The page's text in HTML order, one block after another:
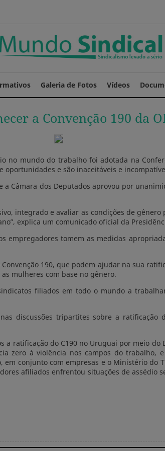
Galeria de Fotos Vídeos
a Convenção 190 da
no mundo do trabalho foi adotada na
oportunidades e são inaceitáveis e
Câmara dos Deputados aprovou por
integrado e avaliar as condições de
explica um comunicado oficial da
empregadores tomem as medidas
190, que podem ajudar na sua
mulheres com base no gênero.
filiados em todo o mundo a
discussões tripartites sobre a ratificação
ratificação do C190 no Uruguai por meio
zero à violência nos campos do trabalho,
conjunto com empresas e o Ministério do
afiliados enfrentou situações de